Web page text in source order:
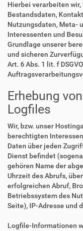
Hierbei verarbeiten
Bestandsdaten,
Nutzungsdaten, Meta-
Interessenten und
Grundlage unserer
und sicheren
Art. 6 Abs. 1 lit. f
Erhebung
Logfiles
Wir, bzw. unser
berechtigten
Daten über jeden
Dienst befindet
gehören Name der
Uhrzeit des Abrufs,
erfolgreichen Abruf,
Betriebssystem des
Seite), IP-Adresse und
Logfile-Informationen